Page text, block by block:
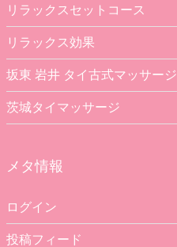
リラックスセットコース
リラックス効果
坂東 岩井 タイ古式マッサージ
茨城タイマッサージ
メタ情報
ログイン
投稿フィード